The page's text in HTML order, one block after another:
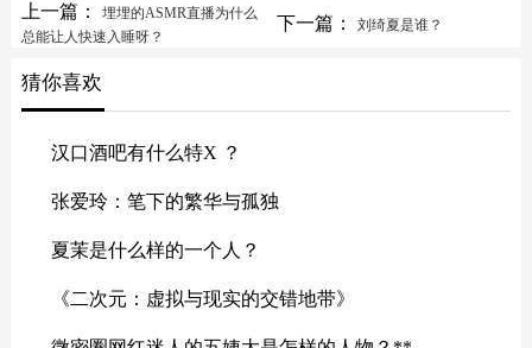
上一篇：
埋埋的ASMR直播为什么
总能让人快速入睡呀？
下一篇： 刘绮夏是谁？
猜你喜欢
汉口酒吧有什么特X ？
张爱玲：笔下的繁华与孤独
夏茉是什么样的一个人？
《二次元：虚拟与现实的交错地带》